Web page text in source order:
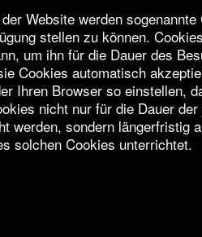
Website werden
stellen zu können.
um ihn für die Dauer des
Cookies automatisch
Ihren Browser so einstellen,
nicht nur für die Dauer
werden, sondern längerfristig
solchen Cookies unterrichtet.